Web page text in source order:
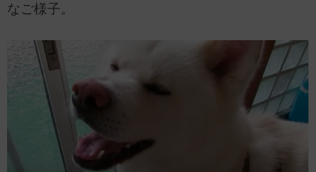
なご様子。